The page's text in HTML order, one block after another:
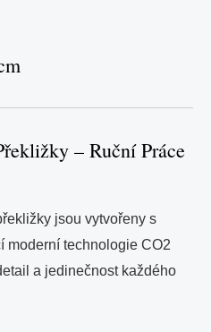
– Ruční Práce
jsou vytvořeny s
moderní technologie CO2
a jedinečnost každého